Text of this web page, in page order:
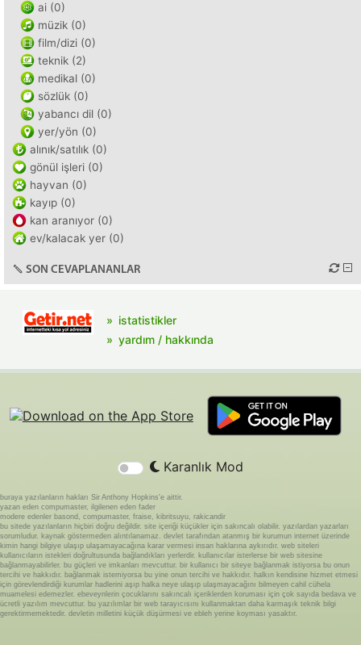
ai (0)
müzik (0)
film/dizi (0)
teknik (2)
medikal (0)
sözlük (0)
yabancı dil (0)
yer/yön (0)
alınık/satılık (0)
gönül işleri (0)
hayvan (0)
kayıp (0)
kan aranıyor (0)
ev/kalacak yer (0)
SON CEVAPLANANLAR
istatistikler
yardım / hakkında
Karanlık Mod
buraya yazılanların hakları Sir Anthony Hopkins'e aittir.
yazan eden compumaster, ilgilenen eden fader
modere edenler basond, compumaster, fraise, kibritsuyu, rakicandir
bu sitede yazılanların hiçbiri doğru değildir. site içeriği küçükler için sakıncalı olabilir. yazılardan yazarları
sorumludur. kaynak göstermeden alıntılanamaz. devlet tarafından atanmış bir kurumun internet üzerinde
kimin hangi bilgiye ulaşıp ulaşamayacağına karar vermesi insan haklarına aykırıdır. web siteleri
kullanıcıların istekleri doğrultusunda bağlandıkları yerlerdir. kullanıcılar isterlerse bir web sitesine
bağlanmayabilirler. bu güçleri ve imkanları mevcuttur. bir kullanıcı bir siteye bağlanmak istiyorsa bu onun
tercihi ve hakkıdır. bağlanmak istemiyorsa bu yine onun tercihi ve hakkıdır. halkın kendisine hizmet etmesi
için görevlendirdiği kurumlar hadlerini aşıp halka neye ulaşıp ulaşmayacağını bilmeyen cahil cühela
muamelesi edemezler. ebeveynlerin çocuklarını sakıncalı içeriklerden koruması için çok sayıda bedava ve
ücretli yazılım mevcuttur. bu yazılımlar bir web tarayıcısını kullanmaktan daha karmaşık teknik bilgi
gerektirmemektedir. devletin milletini küçük düşürmesi ve ebleh yerine koyması yasaktır.